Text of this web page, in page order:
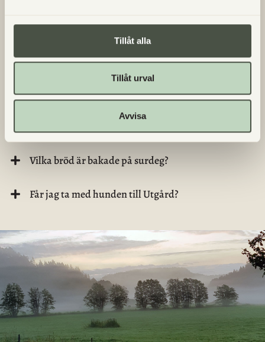
Tillåt alla
Tillåt urval
Avvisa
Hur betalar jag när jag handlar hos Utgårds?
Vad är lantvete?
Säljs Utgårds egna produkter någon annanstans?
Vilka bröd är bakade på surdeg?
Får jag ta med hunden till Utgård?